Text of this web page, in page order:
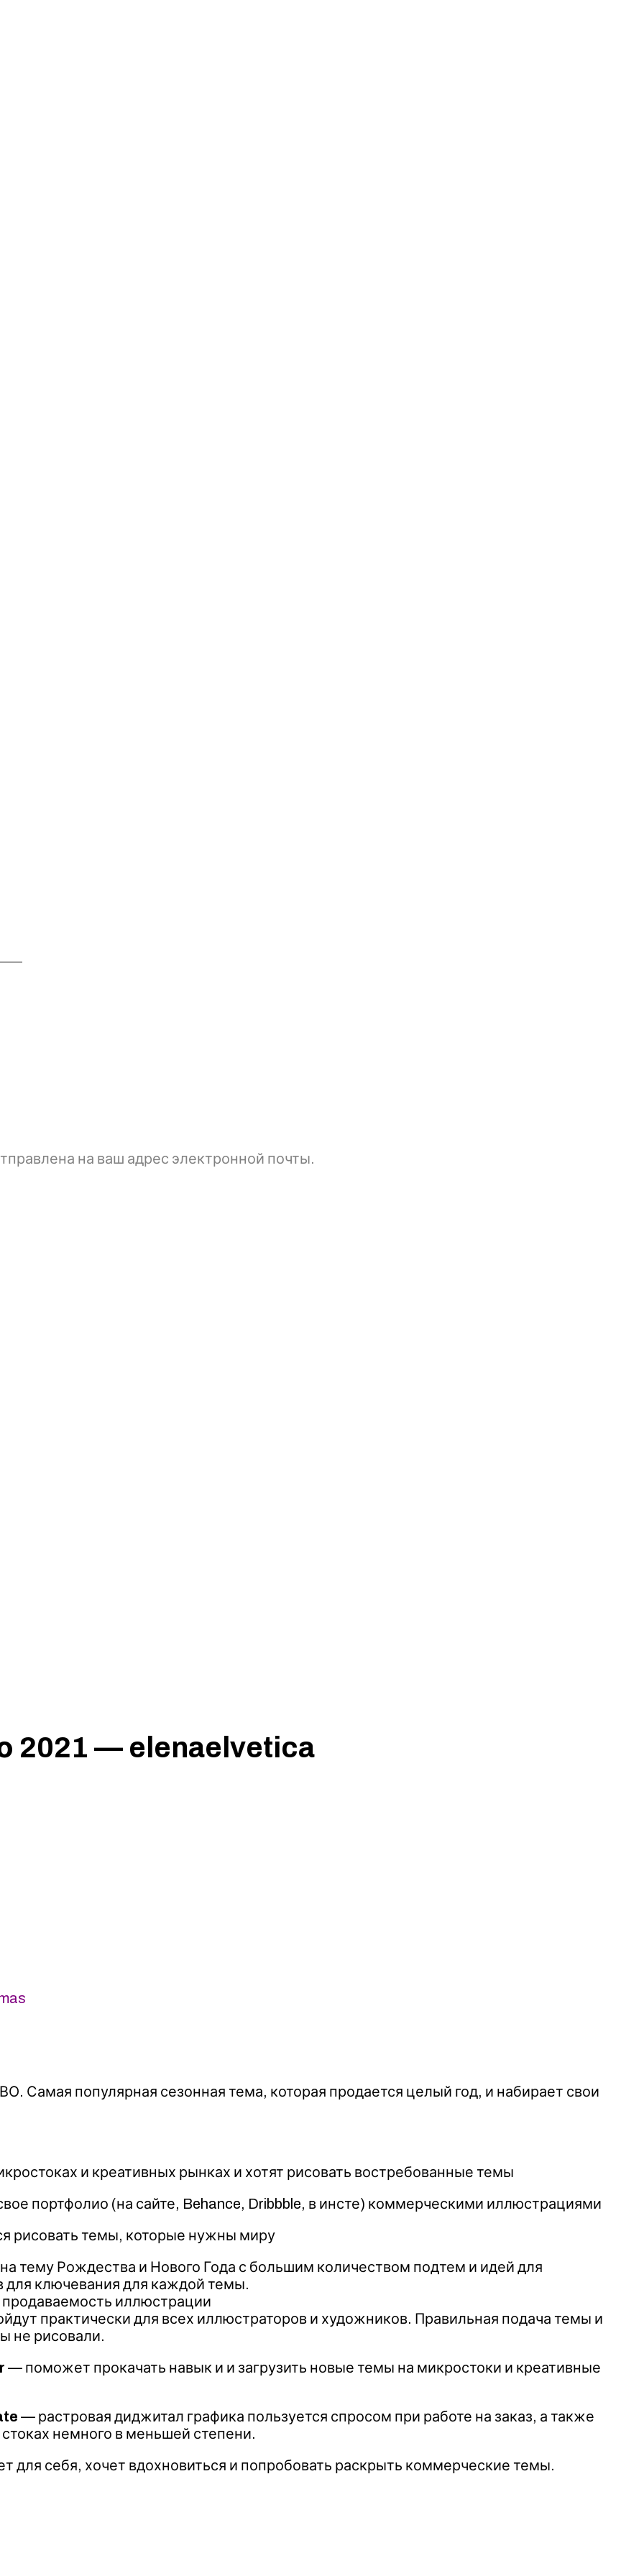
​​на ваш адрес электронной почты.
2021 — elenaelvetica
Самая популярная сезонная тема, которая продается целый год, и набирает свои
и креативных рынках и хотят рисовать востребованные темы
портфолио (на сайте, Behance, Dribbble, в инсте) коммерческими иллюстрациями
рисовать темы, которые нужны миру
тему Рождества и Нового Года с большим количеством подтем и идей для
ключевания для каждой темы.
продаваемость иллюстрации
практически для всех иллюстраторов и художников. Правильная подача темы и
не рисовали.
— поможет прокачать навык и и загрузить новые темы на микростоки и креативные
— растровая диджитал графика пользуется спросом при работе на заказ, а также
немного в меньшей степени.
для себя, хочет вдохновиться и попробовать раскрыть коммерческие темы.